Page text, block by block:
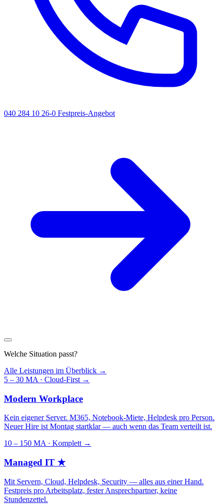
040 284 10 26-0 Festpreis-Angebot
Welche Situation passt?
Alle Leistungen im Überblick →
5 – 30 MA · Cloud-First →
Modern Workplace
Kein eigener Server. M365, Notebook-Miete, Helpdesk pro Person.
Neuer Hire ist Montag startklar — auch wenn das Team verteilt ist.
10 – 150 MA · Komplett →
Managed IT ★
Mit Servern, Cloud, Helpdesk, Security — alles aus einer Hand.
Festpreis pro Arbeitsplatz, fester Ansprechpartner, keine
Stundenzettel.